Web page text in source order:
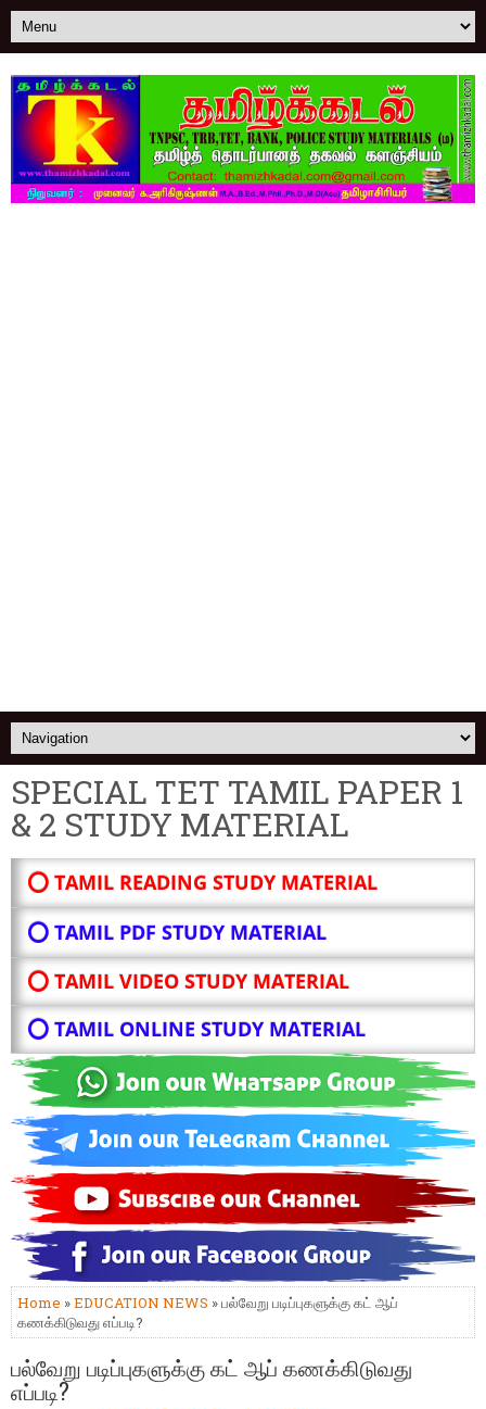
SPECIAL TET TAMIL PAPER 1
& 2 STUDY MATERIAL
⭕ TAMIL READING STUDY MATERIAL
⭕ TAMIL PDF STUDY MATERIAL
⭕ TAMIL VIDEO STUDY MATERIAL
⭕ TAMIL ONLINE STUDY MATERIAL
Home »EDUCATION NEWS » பல்வேறு படிப்புகளுக்கு கட் ஆப்
கணக்கிடுவது எப்படி?
பல்வேறு படிப்புகளுக்கு கட் ஆப் கணக்கிடுவது
எப்படி?